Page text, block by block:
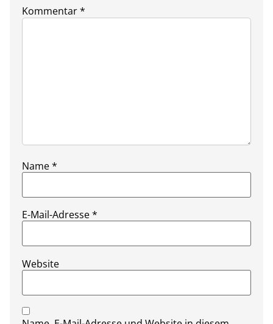
Kommentar*
Name*
E-Mail-Adresse*
Website